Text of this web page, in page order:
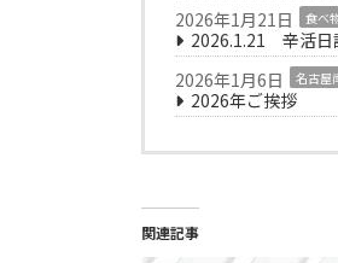
2026年1月21日
食べ
2026.1.21 辛活
2026年1月6日
名古屋
2026年ご挨拶
関連記事